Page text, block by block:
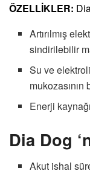
ÖZELLİKLER:
Artırılmış
sindirilebilir
Su ve
Enerji
Dia Dog
Akut ishal